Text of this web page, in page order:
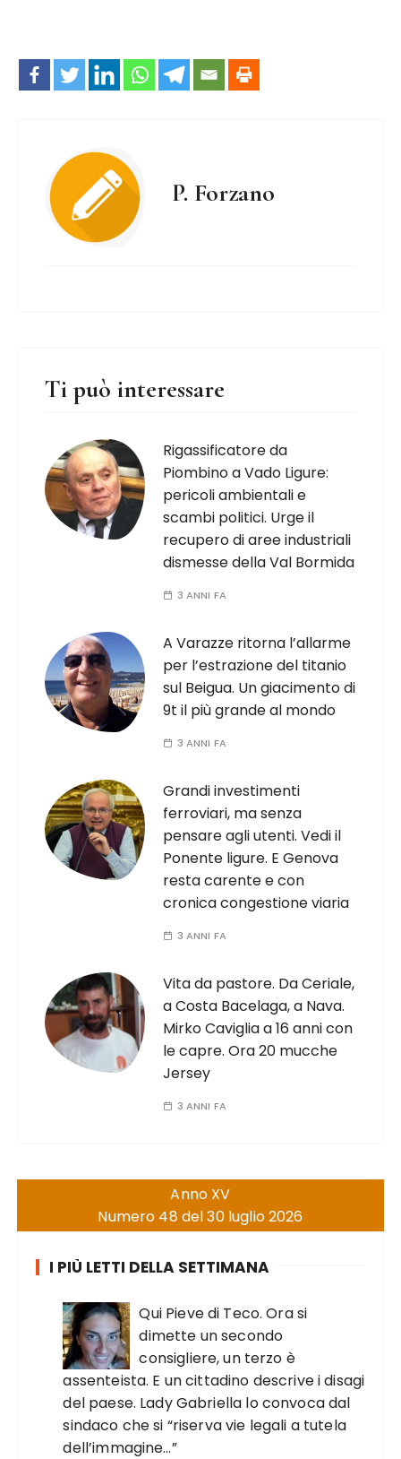
P. Forzano
Ti può interessare
Rigassificatore da
Piombino a Vado Ligure:
pericoli ambientali e
scambi politici. Urge il
recupero di aree industriali
dismesse della Val Bormida
3 ANNI FA
A Varazze ritorna l’allarme
per l’estrazione del titanio
sul Beigua. Un giacimento di
9t il più grande al mondo
3 ANNI FA
Grandi investimenti
ferroviari, ma senza
pensare agli utenti. Vedi il
Ponente ligure. E Genova
resta carente e con
cronica congestione viaria
3 ANNI FA
Vita da pastore. Da Ceriale,
a Costa Bacelaga, a Nava.
Mirko Caviglia a 16 anni con
le capre. Ora 20 mucche
Jersey
3 ANNI FA
Anno XV
Numero 48 del 30 luglio 2026
I PIÙ LETTI DELLA SETTIMANA
Qui Pieve di Teco. Ora si
dimette un secondo
consigliere, un terzo è
assenteista. E un cittadino descrive i disagi
del paese. Lady Gabriella lo convoca dal
sindaco che si “riserva vie legali a tutela
dell’immagine…”